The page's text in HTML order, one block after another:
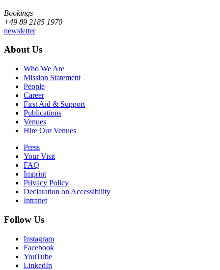
Bookings
+49 89 2185 1970
newsletter
About Us
Who We Are
Mission Statement
People
Career
First Aid & Support
Publications
Venues
Hire Our Venues
Press
Your Visit
FAQ
Imprint
Privacy Policy
Declaration on Accessibility
Intranet
Follow Us
Instagram
Facebook
YouTube
LinkedIn